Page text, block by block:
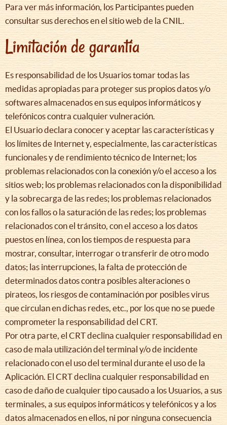
Para ver más información, los Participantes pueden
consultar sus derechos en el sitio web de la CNIL.
Limitación de garantía
Es responsabilidad de los Usuarios tomar todas las
medidas apropiadas para proteger sus propios datos y/o
softwares almacenados en sus equipos informáticos y
telefónicos contra cualquier vulneración.
El Usuario declara conocer y aceptar las características y
los límites de Internet y, especialmente, las características
funcionales y de rendimiento técnico de Internet; los
problemas relacionados con la conexión y/o el acceso a los
sitios web; los problemas relacionados con la disponibilidad
y la sobrecarga de las redes; los problemas relacionados
con los fallos o la saturación de las redes; los problemas
relacionados con el tránsito, con el acceso a los datos
puestos en línea, con los tiempos de respuesta para
mostrar, consultar, interrogar o transferir de otro modo
datos; las interrupciones, la falta de protección de
determinados datos contra posibles alteraciones o
pirateos, los riesgos de contaminación por posibles virus
que circulan en dichas redes, etc., por los que no se puede
comprometer la responsabilidad del CRT.
Por otra parte, el CRT declina cualquier responsabilidad en
caso de mala utilización del terminal y/o de incidente
relacionado con el uso del terminal durante el uso de la
Aplicación. El CRT declina cualquier responsabilidad en
caso de daño de cualquier tipo causado a los Usuarios, a sus
terminales, a sus equipos informáticos y telefónicos y a los
datos almacenados en ellos, ni por ninguna consecuencia